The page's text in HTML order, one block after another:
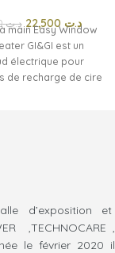
د.ت25,000 د.ت
main Easy Window
GI&GI est un
électrique pour
de recharge de cire
l'épilation
d’exposition et
,TECHNOCARE ,
le février 2020 il